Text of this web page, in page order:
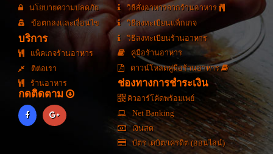
นโยบายความปลดภัย
ข้อตกลงและเงื่อนไข
บริการ
แพ็คเกจร้านอาหาร
ติต่อเรา
ร้านอาหาร
กดติดตาม
วิธีสั่งอาหารจากร้านอาหาร
วิธีลงทะเบียนแพ็กเกจ
วิธีลงทะเบียนร้านอาหาร
คู่มือร้านอาหาร
ดาวน์โหลดคู่มือร้านอาหาร
ช่องทางการชำระเงิน
คิวอาร์โค้ดพร้อมเพย์
Net Banking
เงินสด
บัตร เดบิต/เครดิต (ออนไลน์)